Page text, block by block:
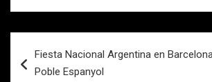
de
Fiesta Nacional Argentina en
Poble Espanyol